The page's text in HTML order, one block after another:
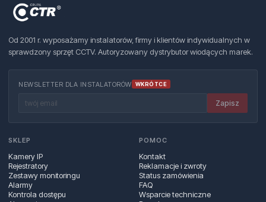
Od 2001 r. wyposażamy instalatorów, firmy i klientów indywidualnych w
sprawdzony sprzęt CCTV. Autoryzowany dystrybutor wiodących marek.
NEWSLETTER DLA INSTALATORÓW WKRÓTCE
Zapisz
SKLEP
Kamery IP
Rejestratory
Zestawy monitoringu
Alarmy
Kontrola dostępu
POMOC
Kontakt
Reklamacje i zwroty
Status zamówienia
FAQ
Wsparcie techniczne